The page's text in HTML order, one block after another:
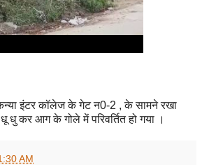
इंटर कॉलेज के गेट न0-2 , के सामने रखा
धु कर आग के गोले में परिवर्तित हो गया ।
AM